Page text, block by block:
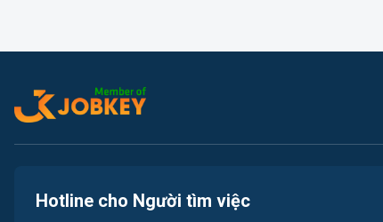
Hotline cho Người tìm việc